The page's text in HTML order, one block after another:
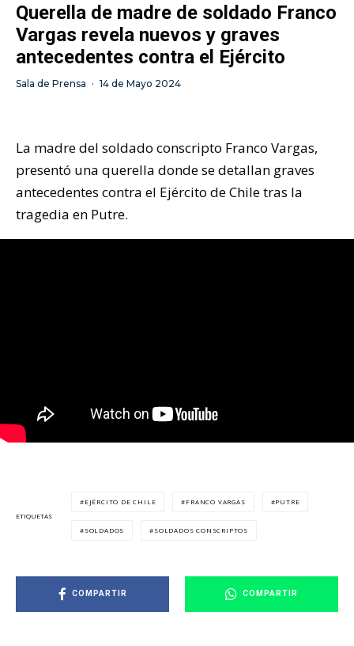
Querella de madre de soldado Franco
Vargas revela nuevos y graves
antecedentes contra el Ejército
Sala de Prensa · 14 de Mayo 2024
La madre del soldado conscripto Franco Vargas,
presentó una querella donde se detallan graves
antecedentes contra el Ejército de Chile tras la
tragedia en Putre.
ETIQUETAS
EJÉRCITO DE CHILE FRANCO VARGAS PUTRE
SOLDADOS SOLDADOS CONSCRIPTOS
COMPARTIR COMPARTIR